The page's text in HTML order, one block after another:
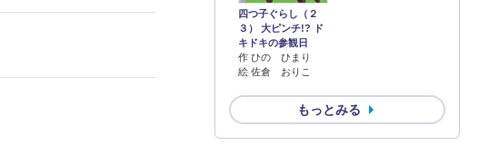
四つ子ぐらし（２
３） 大ピンチ!? ド
キドキの参観日
作 ひの ひまり
絵 佐倉 おりこ
もっとみる